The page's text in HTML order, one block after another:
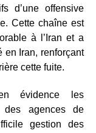
d’une offensive
Cette chaîne est
à l’Iran et a
en Iran, renforçant
cette fuite.
évidence les
des agences de
gestion des